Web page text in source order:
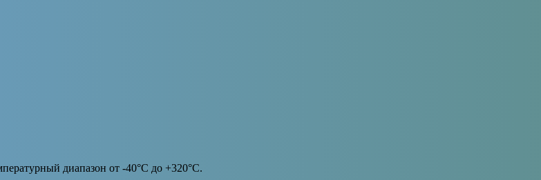
диапазон от -40°С до +320°С.